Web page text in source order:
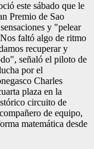
este sábado que le
Premio de Sao
y "pelear
faltó algo de ritmo
recuperar y
señaló el piloto de
por el
Charles
plaza en la
circuito de
de equipo,
matemática desde